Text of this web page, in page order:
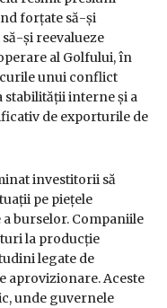
forțate să-și
și reevalueze
al Golfului, în
unui conflict
stabilității interne și a
de exporturile de
investitorii să
pe piețele
burselor. Companiile
la producție
legate de
aprovizionare. Aceste
unde guvernele